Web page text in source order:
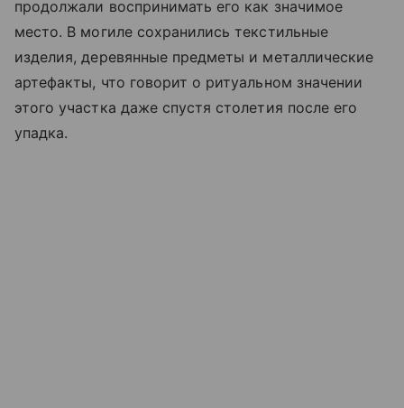
продолжали воспринимать его как значимое
место. В могиле сохранились текстильные
изделия, деревянные предметы и металлические
артефакты, что говорит о ритуальном значении
этого участка даже спустя столетия после его
упадка.